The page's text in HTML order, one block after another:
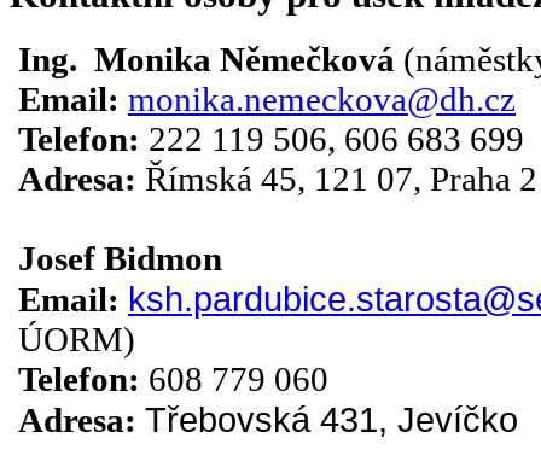
Ing. Monika Němečková
Email: monika.nemeckova@dh.cz
Telefon: 222 119 506, 606 683 699
Adresa: Římská 45, 121 07, Praha 2
Josef Bidmon
Email:
ÚORM)
Telefon: 608 779 060
Adresa: Třebovská 431, Jevíčko